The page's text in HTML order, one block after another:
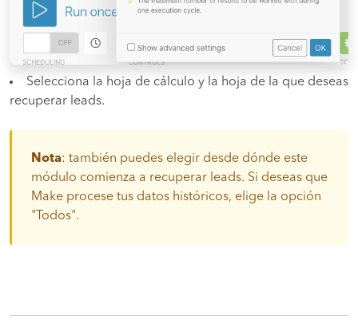
Selecciona la hoja de cálculo y la hoja de la que deseas
recuperar leads.
Nota: también puedes elegir desde dónde este
módulo comienza a recuperar leads. Si deseas que
Make procese tus datos históricos, elige la opción
"Todos".